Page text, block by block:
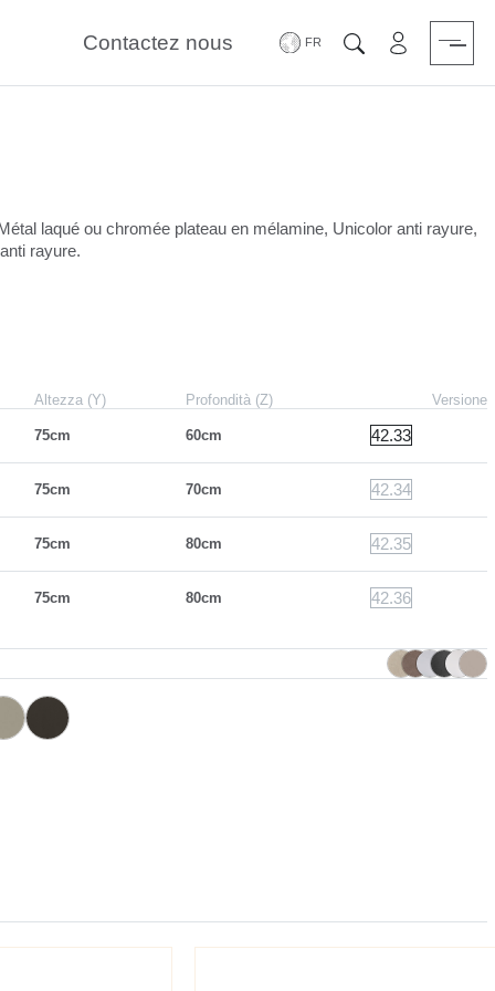
Contactez nous ChercherZone
laqué ou chromée plateau en mélamine, Unicolor anti rayure,
rayure.
Altezza (Y) Profondità (Z) Versione
75cm 60cm 42.33
75cm 70cm 42.34
75cm 80cm 42.35
75cm 80cm 42.36